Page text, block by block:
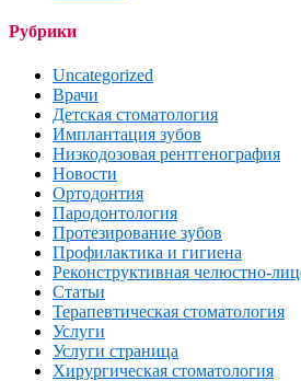
Рубрики
Uncategorized
Врачи
Детская стоматология
Имплантация зубов
Низкодозовая рентгенография
Новости
Ортодонтия
Пародонтология
Протезирование зубов
Профилактика и гигиена
Реконструктивная челюстно-
Статьи
Терапевтическая стоматология
Услуги
Услуги страница
Хирургическая стоматология